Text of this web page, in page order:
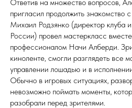
Ответив на множество вопросов,
пригласил продолжить знакомство
Михаил Родзянко (директор клуба
России) провел мастеркласс
профессионалом Начи Алберди.
киноленте, смогли разглядеть все
управлении лошадью и в
Обычно в игровых ситуациях,
невозможно поймать моменты,
разобрали перед зрителями.